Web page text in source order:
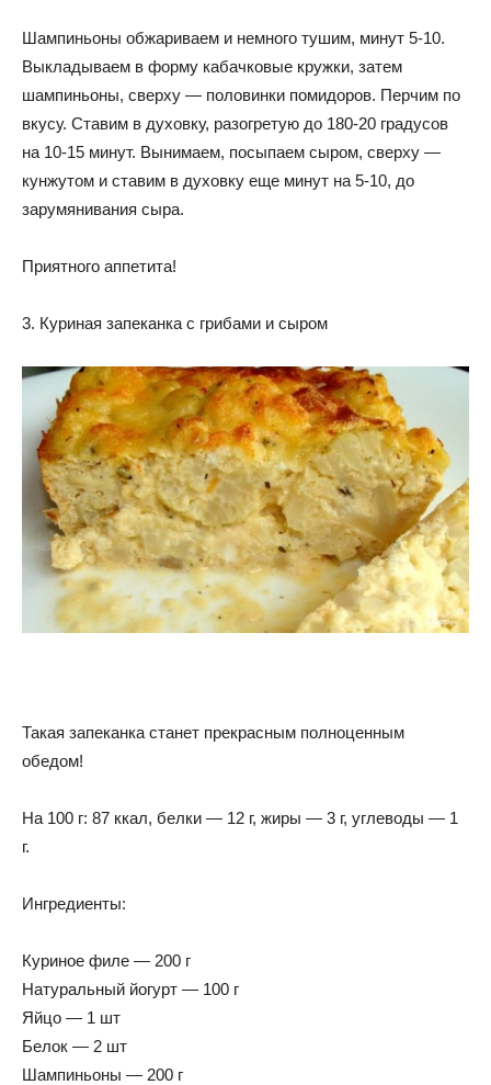
Шампиньоны обжариваем и немного тушим, минут 5-10.
Выкладываем в форму кабачковые кружки, затем
шампиньоны, сверху — половинки помидоров. Перчим по
вкусу. Ставим в духовку, разогретую до 180-20 градусов
на 10-15 минут. Вынимаем, посыпаем сыром, сверху —
кунжутом и ставим в духовку еще минут на 5-10, до
зарумянивания сыра.
Приятного аппетита!
3. Куриная запеканка с грибами и сыром
Такая запеканка станет прекрасным полноценным
обедом!
На 100 г: 87 ккал, белки — 12 г, жиры — 3 г, углеводы — 1
г.
Ингредиенты:
Куриное филе — 200 г
Натуральный йогурт — 100 г
Яйцо — 1 шт
Белок — 2 шт
Шампиньоны — 200 г